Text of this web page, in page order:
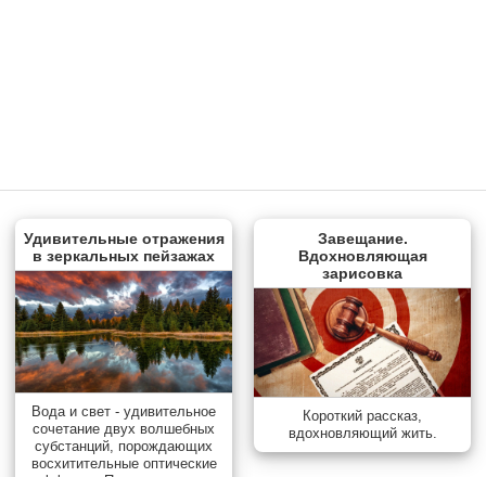
Удивительные отражения
в зеркальных пейзажах
Вода и свет - удивительное
сочетание двух волшебных
субстанций, порождающих
восхитительные оптические
Завещание.
Вдохновляющая
зарисовка
Короткий рассказ,
вдохновляющий жить.